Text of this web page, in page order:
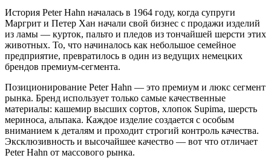
История Peter Hahn началась в 1964 году, когда супруги
Маргрит и Петер Хан начали свой бизнес с продажи изделий
из ламы — курток, пальто и пледов из тончайшей шерсти этих
животных. То, что начиналось как небольшое семейное
предприятие, превратилось в один из ведущих немецких
брендов премиум-сегмента.
Позиционирование Peter Hahn — это премиум и люкс сегмент
рынка. Бренд использует только самые качественные
материалы: кашемир высших сортов, хлопок Supima, шерсть
мериноса, альпака. Каждое изделие создается с особым
вниманием к деталям и проходит строгий контроль качества.
Эксклюзивность и высочайшее качество — вот что отличает
Peter Hahn от массового рынка.